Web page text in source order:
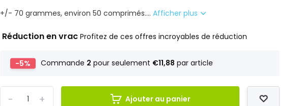
+/- 70 grammes, environ 50 comprimés....Afficher plus
Réduction en vracProfitez de ces offres incroyables de réduction
-5% Commande 2 pour seulement €11,88 par article
+
- Ajouter au panier